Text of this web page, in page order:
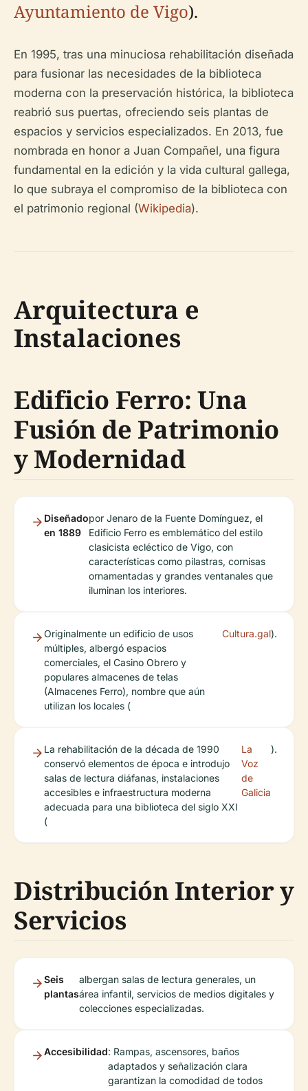
Ayuntamiento de Vigo).
En 1995, tras una minuciosa rehabilitación diseñada
para fusionar las necesidades de la biblioteca
moderna con la preservación histórica, la biblioteca
reabrió sus puertas, ofreciendo seis plantas de
espacios y servicios especializados. En 2013, fue
nombrada en honor a Juan Compañel, una figura
fundamental en la edición y la vida cultural gallega,
lo que subraya el compromiso de la biblioteca con
el patrimonio regional (Wikipedia).
Arquitectura e
Instalaciones
Edificio Ferro: Una
Fusión de Patrimonio
y Modernidad
Diseñado
en 1889
por Jenaro de la Fuente Domínguez, el
Edificio Ferro es emblemático del estilo
clasicista ecléctico de Vigo, con
características como pilastras, cornisas
ornamentadas y grandes ventanales que
iluminan los interiores.
Originalmente un edificio de usos
múltiples, albergó espacios
comerciales, el Casino Obrero y
populares almacenes de telas
(Almacenes Ferro), nombre que aún
utilizan los locales (
Cultura.gal).
La rehabilitación de la década de 1990
conservó elementos de época e introdujo
salas de lectura diáfanas, instalaciones
accesibles e infraestructura moderna
adecuada para una biblioteca del siglo XXI
(
La
Voz
de
Galicia
).
Distribución Interior y
Servicios
Seis
plantas
albergan salas de lectura generales, un
área infantil, servicios de medios digitales y
colecciones especializadas.
Accesibilidad: Rampas, ascensores, baños
adaptados y señalización clara
garantizan la comodidad de todos